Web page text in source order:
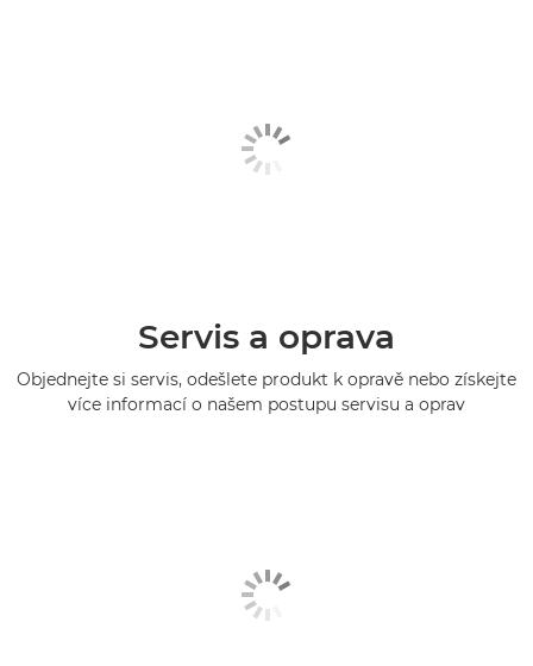
Servis a oprava
Objednejte si servis, odešlete produkt k opravě nebo získejte
více informací o našem postupu servisu a oprav